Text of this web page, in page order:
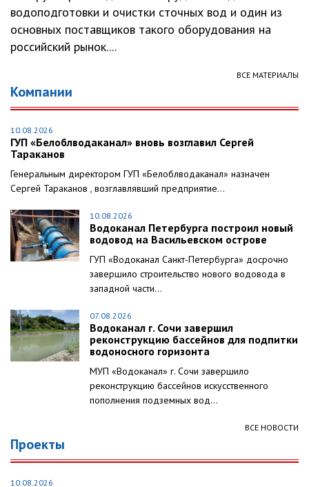
водоподготовки и очистки сточных вод и один из
основных поставщиков такого оборудования на
российский рынок....
ВСЕ МАТЕРИАЛЫ
Компании
10.08.2026
ГУП «Белоблводаканал» вновь возглавил Сергей
Тараканов
Генеральным директором ГУП «Белоблводаканал» назначен
Сергей Тараканов , возглавлявший предприятие...
10.08.2026
Водоканал Петербурга построил новый
водовод на Васильевском острове
ГУП «Водоканал Санкт-Петербурга» досрочно
завершило строительство нового водовода в
западной части...
07.08.2026
Водоканал г. Сочи завершил
реконструкцию бассейнов для подпитки
водоносного горизонта
МУП «Водоканал» г. Сочи завершило
реконструкцию бассейнов искусственного
пополнения подземных вод...
ВСЕ НОВОСТИ
Проекты
10.08.2026